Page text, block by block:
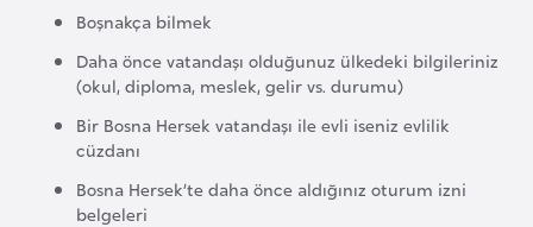
Boşnakça bilmek
Daha önce vatandaşı olduğunuz ülkedeki bilgileriniz
(okul, diploma, meslek, gelir vs. durumu)
Bir Bosna Hersek vatandaşı ile evli iseniz evlilik
cüzdanı
Bosna Hersek’te daha önce aldığınız oturum izni
belgeleri